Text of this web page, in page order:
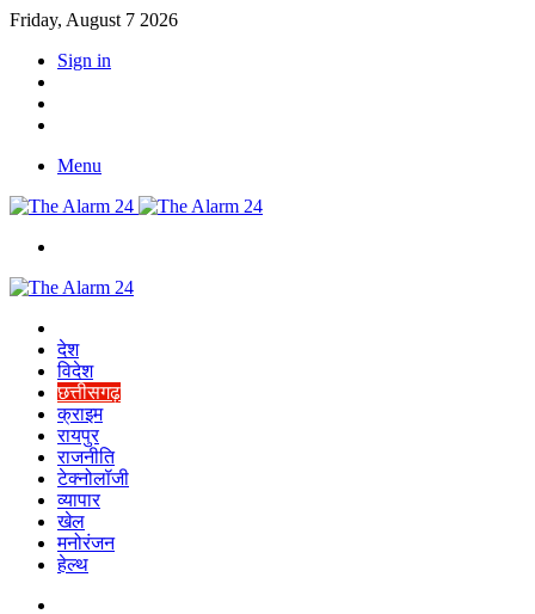
Friday, August 7 2026
Sign in
Menu
देश
विदेश
छत्तीसगढ़
क्राइम
रायपुर
राजनीति
टेक्नोलॉजी
व्यापार
खेल
मनोरंजन
हेल्थ